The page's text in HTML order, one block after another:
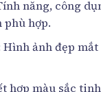
năng, công
phù hợp.
Hình ảnh đẹp
hợp màu sắc